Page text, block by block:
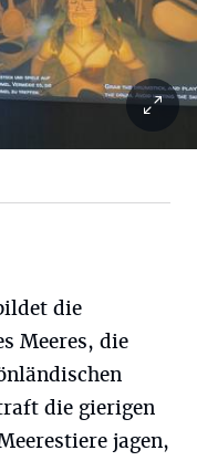
die
Meeres, die
die gierigen
jagen,